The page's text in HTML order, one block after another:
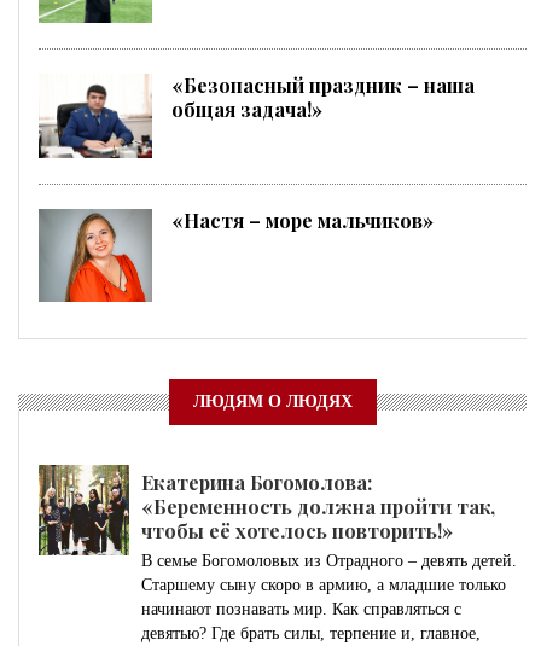
«Безопасный праздник – наша
общая задача!»
«Настя – море мальчиков»
ЛЮДЯМ О ЛЮДЯХ
Екатерина Богомолова:
«Беременность должна пройти так,
чтобы её хотелось повторить!»
В семье Богомоловых из Отрадного – девять детей.
Старшему сыну скоро в армию, а младшие только
начинают познавать мир. Как справляться с
девятью? Где брать силы, терпение и, главное,